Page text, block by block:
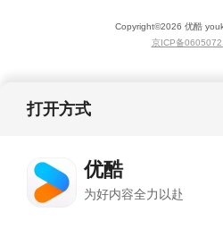
父亲，其他六剑
虹猫的父亲终因
Copyright©2026 优酷
京ICP备
打开方式
优酷
为好内容全力以赴